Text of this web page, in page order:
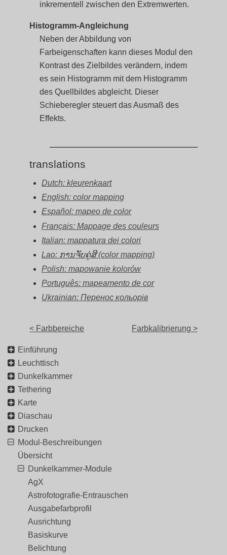
inkrementell zwischen den Extremwerten.
Histogramm-Angleichung
Neben der Abbildung von
Farbeigenschaften kann dieses Modul den
Kontrast des Zielbildes verändern, indem
es sein Histogramm mit dem Histogramm
des Quellbildes abgleicht. Dieser
Schieberegler steuert das Ausmaß des
Effekts.
translations
Dutch: kleurenkaart
English: color mapping
Español: mapeo de color
Français: Mappage des couleurs
Italian: mappatura dei colori
Lao: ການຈັບຄູ່ສີ (color mapping)
Polish: mapowanie kolorów
Português: mapeamento de cor
Ukrainian: Перенос кольорів
< Farbbereiche Farbkalibrierung >
Einführung
Leuchttisch
Dunkelkammer
Tethering
Karte
Diaschau
Drucken
Modul-Beschreibungen
Übersicht
Dunkelkammer-Module
AgX
Astrofotografie-Entrauschen
Ausgabefarbprofil
Ausrichtung
Basiskurve
Belichtung